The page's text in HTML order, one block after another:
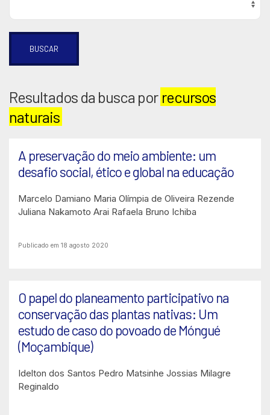
BUSCAR
Resultados da busca por recursos
naturais
A preservação do meio ambiente: um
desafio social, ético e global na educação
Marcelo Damiano Maria Olímpia de Oliveira Rezende
Juliana Nakamoto Arai Rafaela Bruno Ichiba
Publicado em 18 agosto 2020
O papel do planeamento participativo na
conservação das plantas nativas: Um
estudo de caso do povoado de Móngué
(Moçambique)
Idelton dos Santos Pedro Matsinhe Jossias Milagre
Reginaldo